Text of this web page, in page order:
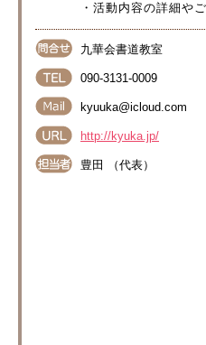
・活動内容の詳細や
九華会書道教室
090-3131-0009
kyuuka@icloud.com
http://kyuka.jp/
豊田 （代表）